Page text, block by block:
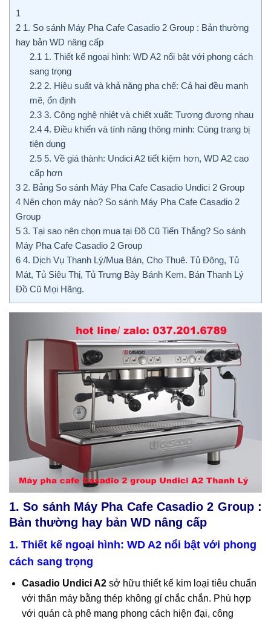
1
2 1. So sánh Máy Pha Cafe Casadio 2 Group : Bản thường
hay bản WD nâng cấp
2.1 1. Thiết kế ngoại hình: WD A2 nổi bật với phong cách
sang trọng
2.22. Hiệu suất và khả năng pha chế: Cả hai đều mạnh
mẽ, ổn định
2.33. Công nghệ nhiệt và chiết xuất: Tương đương nhau
2.44. Điều khiển và tính năng thông minh: Cùng trang bị
tiện dụng
2.55. Về giá thành: Undici A2 tiết kiệm hơn, WD A2 cao
cấp hơn
3 2. Bảng So sánh Máy Pha Cafe Casadio Undici 2 Group
4 Nên chọn máy nào? So sánh Máy Pha Cafe Casadio 2
Group
5 3. Tại sao nên chọn mua tại Đồ Cũ Tiến Thắng? So sánh
Máy Pha Cafe Casadio 2 Group
6 4. Dịch Vụ Thanh Lý/Mua Bán, Cho Thuê. Tủ Đông, Tủ
Mát, Tủ Siêu Thị, Tủ Trưng Bày Bánh Kem. Bán Thanh Lý
Đồ Cũ Mọi Hãng.
1. So sánh Máy Pha Cafe Casadio 2 Group :
Bản thường hay bản WD nâng cấp
1. Thiết kế ngoại hình: WD A2 nổi bật với phong
cách sang trọng
Casadio Undici A2sở hữu thiết kế kim loại tiêu chuẩn
với thân máy bằng thép không gỉ chắc chắn. Phù hợp
với quán cà phê mang phong cách hiện đại, công